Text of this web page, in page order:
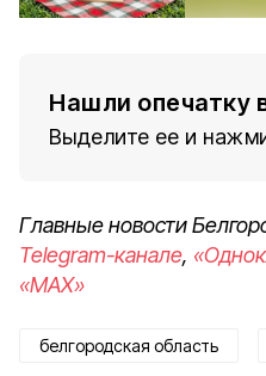
Нашли опечатку
Выделите ее и
Главные новости
Telegram-канале,
«MAX»
белгородская область